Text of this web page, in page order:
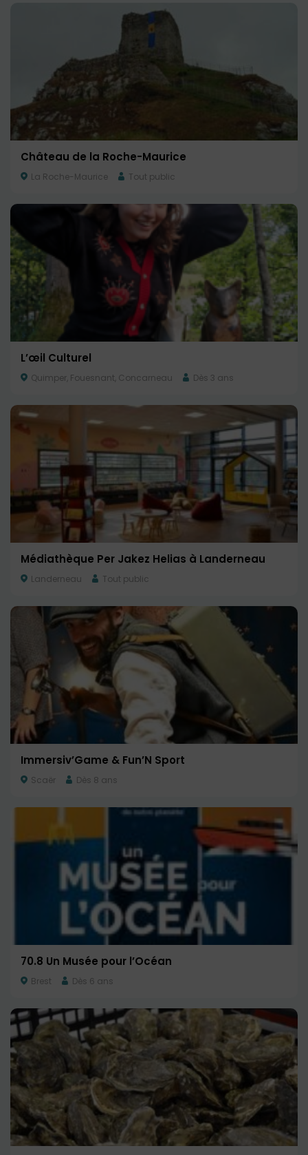
Château de la Roche-Maurice
La Roche-Maurice Tout public
L’œil Culturel
Quimper, Fouesnant, Concarneau Dès 3 ans
Médiathèque Per Jakez Helias à Landerneau
Landerneau Tout public
Immersiv’Game & Fun’N Sport
Scaër Dès 8 ans
70.8 Un Musée pour l’Océan
Brest Dès 6 ans